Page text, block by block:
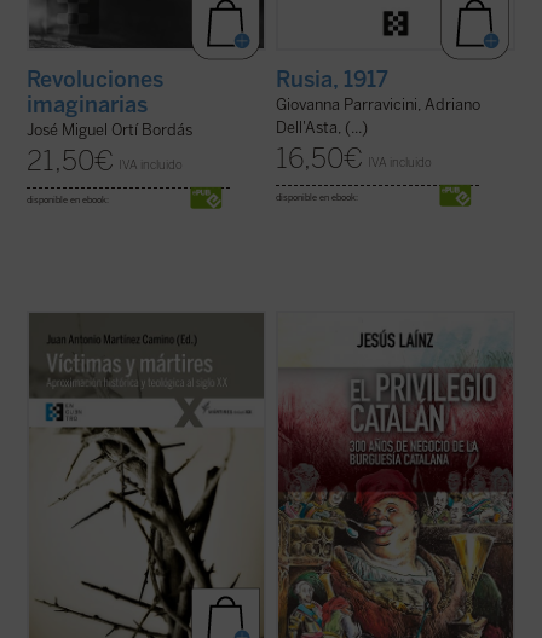
Revoluciones
imaginarias
José Miguel Ortí Bordás
21,50€ IVA incluido
disponible en ebook:
Rusia, 1917
Giovanna Parravicini, Adriano
Dell'Asta, (...)
16,50€ IVA incluido
disponible en ebook:
actual del martirio e imprescindible para
leer adecuadamente los signos de esos
tiempos y discernir el camino del futuro.
canonizando o reconociendo miles de ...
(ver ficha)
La intransigencia de los industriales
catalanes ante las reivindicaciones
cubanos fue la chispa que prendió la guerra
independentista. Y, tras el 98, pasaron en
un instante del más exaltado patriotismo ...
(ver ficha)